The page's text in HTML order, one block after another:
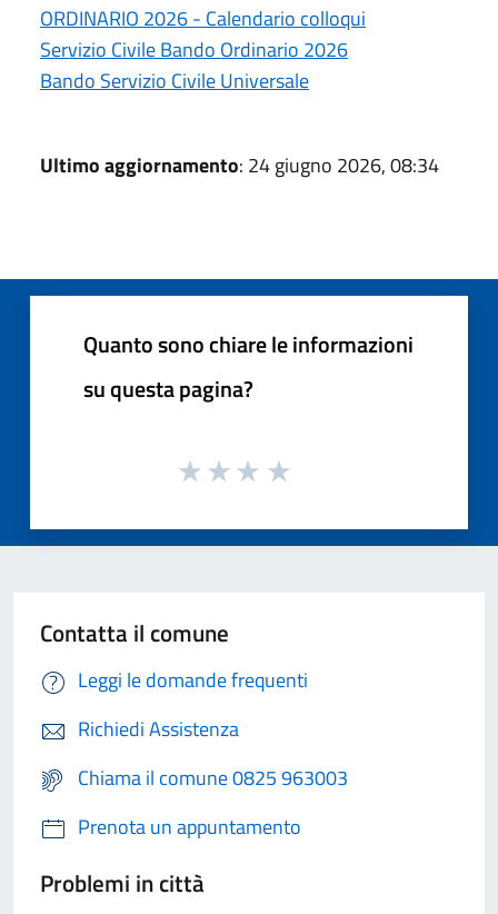
ORDINARIO 2026 - Calendario colloqui
Servizio Civile Bando Ordinario 2026
Bando Servizio Civile Universale
Ultimo aggiornamento: 24 giugno 2026, 08:34
Quanto sono chiare le informazioni
su questa pagina?
Contatta il comune
Leggi le domande frequenti
Richiedi Assistenza
Chiama il comune 0825 963003
Prenota un appuntamento
Problemi in città